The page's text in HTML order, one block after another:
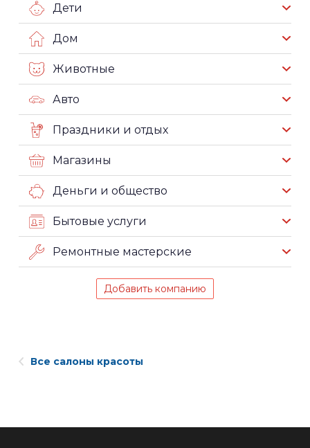
Дети
Дом
Животные
Авто
Праздники и отдых
Магазины
Деньги и общество
Бытовые услуги
Ремонтные мастерские
Добавить компанию
Все салоны красоты